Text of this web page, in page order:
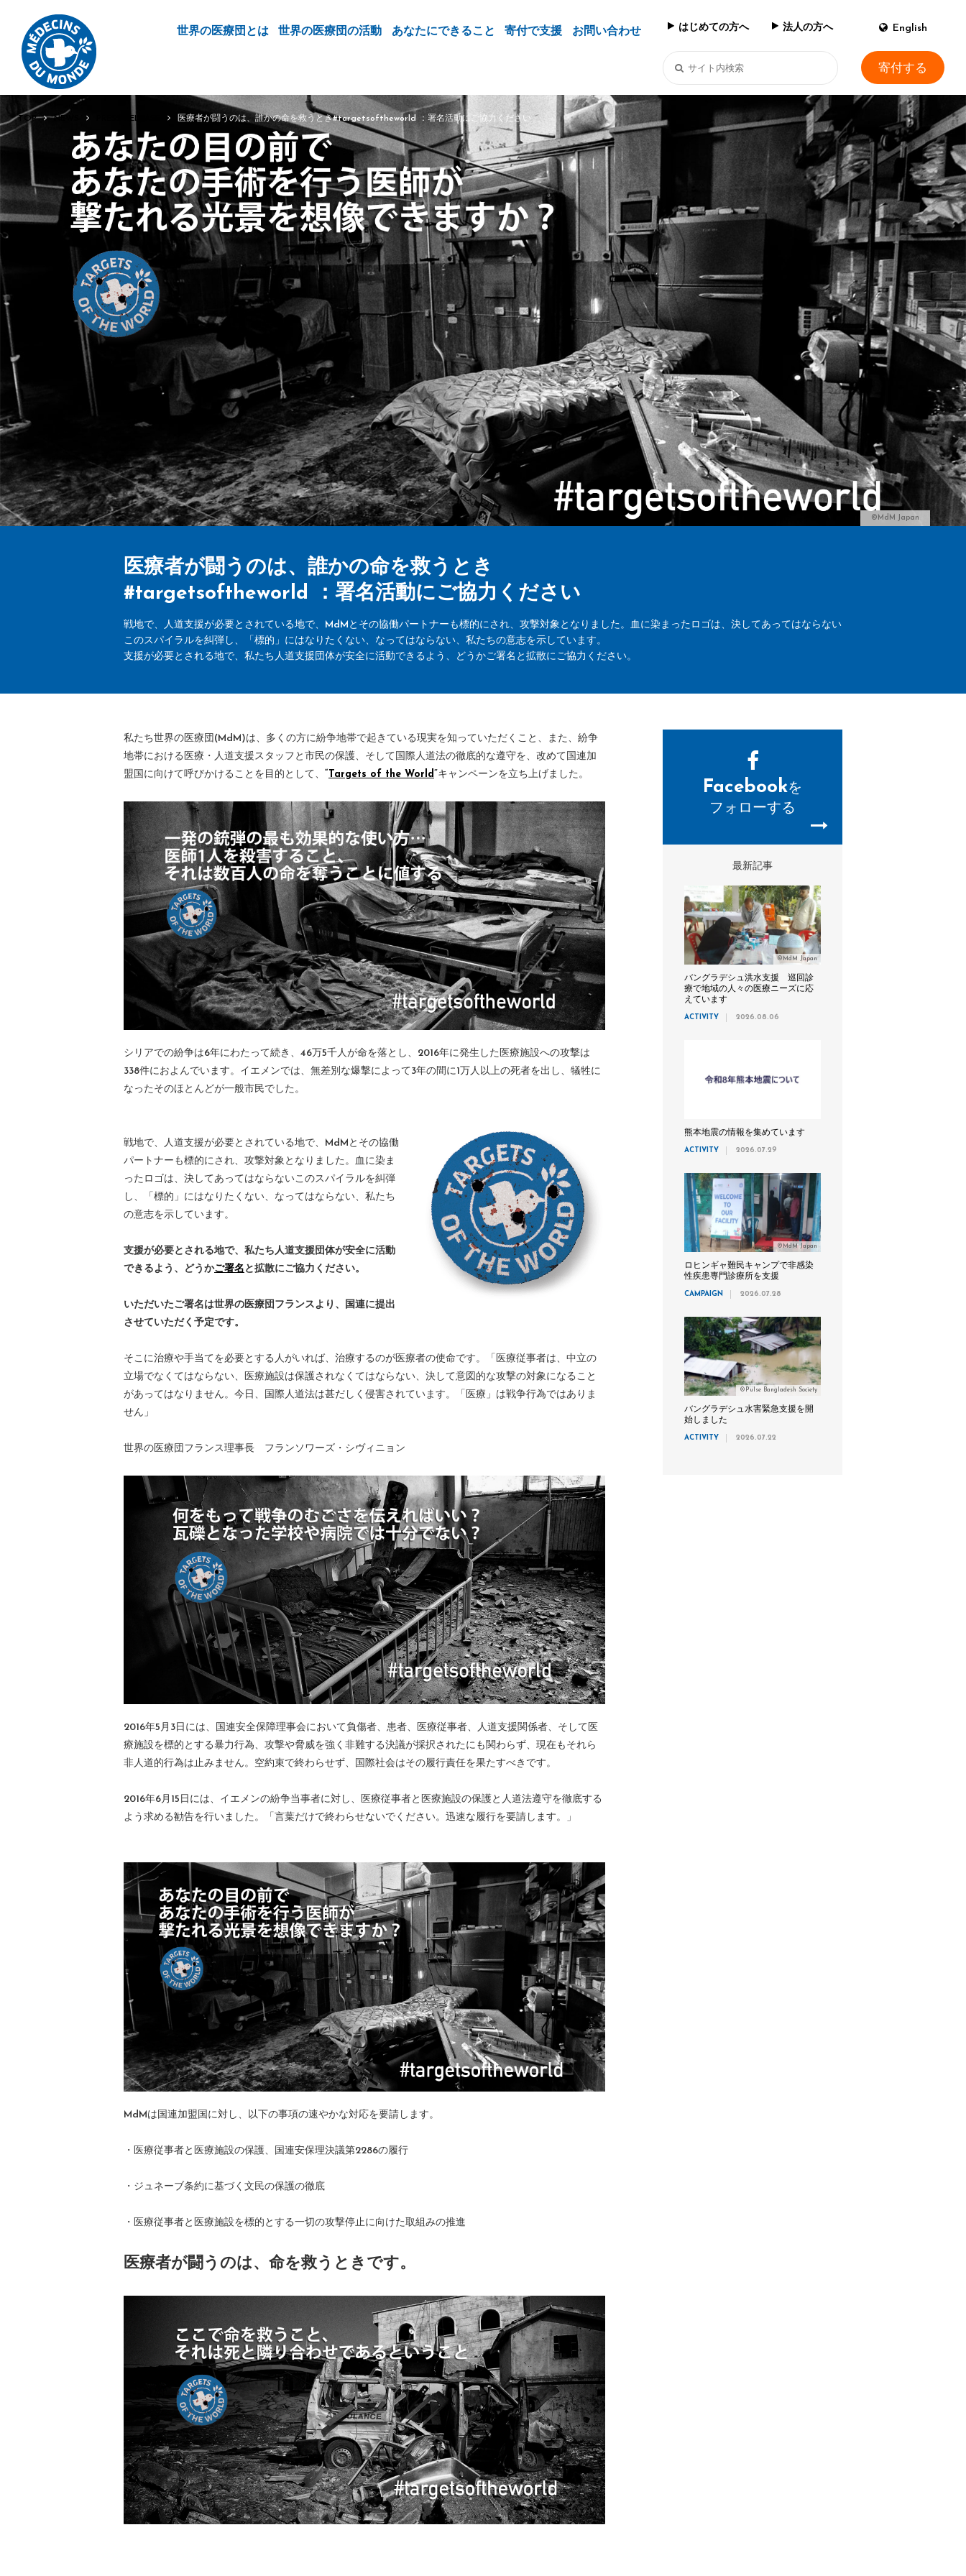
世界の医療団とは 世界の医療団の活動 あなたにできること 寄付で支援 お問い合わせ はじめての方へ 法人の方へ English
寄付する
TOP NEWS PRESS RELEASE 医療者が闘うのは、誰かの命を救うとき#targetsoftheworld ：署名活動にご協力ください
©MdM Japan
医療者が闘うのは、誰かの命を救うとき
#targetsoftheworld ：署名活動にご協力ください
戦地で、人道支援が必要とされている地で、MdMとその協働パートナーも標的にされ、攻撃対象となりました。血に染まったロゴは、決してあってはならない
このスパイラルを糾弾し、「標的」にはなりたくない、なってはならない、私たちの意志を示しています。
支援が必要とされる地で、私たち人道支援団体が安全に活動できるよう、どうかご署名と拡散にご協力ください。
私たち世界の医療団(MdM)は、多くの方に紛争地帯で起きている現実を知っていただくこと、また、紛争
地帯における医療・人道支援スタッフと市民の保護、そして国際人道法の徹底的な遵守を、改めて国連加
盟国に向けて呼びかけることを目的として、
Targets of the World”キャンペーンを立ち上げました。
シリアでの紛争は6年にわたって続き、46万5千人が命を落とし、2016年に発生した医療施設への攻撃は
338件におよんでいます。イエメンでは、無差別な爆撃によって3年の間に1万人以上の死者を出し、犠牲に
なったそのほとんどが一般市民でした。
戦地で、人道支援が必要とされている地で、MdMとその協働
パートナーも標的にされ、攻撃対象となりました。血に染ま
ったロゴは、決してあってはならないこのスパイラルを糾弾
し、「標的」にはなりたくない、なってはならない、私たち
の意志を示しています。
支援が必要とされる地で、私たち人道支援団体が安全に活動
できるよう、どうかご署名 と拡散にご協力ください。
いただいたご署名は世界の医療団フランスより、国連に提出
させていただく予定です。
そこに治療や手当てを必要とする人がいれば、治療するのが医療者の使命です。「医療従事者は、中立の
立場でなくてはならない、医療施設は保護されなくてはならない、決して意図的な攻撃の対象になること
があってはなりません。今日、国際人道法は甚だしく侵害されています。「医療」は戦争行為ではありま
せん」
世界の医療団フランス理事長 フランソワーズ・シヴィニョン
2016年5月3日には、国連安全保障理事会において負傷者、患者、医療従事者、人道支援関係者、そして医
療施設を標的とする暴力行為、攻撃や脅威を強く非難する決議が採択されたにも関わらず、現在もそれら
非人道的行為は止みません。空約束で終わらせず、国際社会はその履行責任を果たすべきです。
2016年6月15日には、イエメンの紛争当事者に対し、医療従事者と医療施設の保護と人道法遵守を徹底する
よう求める勧告を行いました。「言葉だけで終わらせないでください。迅速な履行を要請します。」
MdMは国連加盟国に対し、以下の事項の速やかな対応を要請します。
・医療従事者と医療施設の保護、国連安保理決議第2286の履行
・ジュネーブ条約に基づく文民の保護の徹底
・医療従事者と医療施設を標的とする一切の攻撃停止に向けた取組みの推進
医療者が闘うのは、命を救うときです。
Facebookを
フォローする
最新記事
©MdM Japan
バングラデシュ洪水支援 巡回診
療で地域の人々の医療ニーズに応
えています
ACTIVITY 2026.08.06
熊本地震の情報を集めています
ACTIVITY 2026.07.29
©MdM Japan
ロヒンギャ難民キャンプで非感染
性疾患専門診療所を支援
CAMPAIGN 2026.07.28
©Pulse Bangladesh Society
バングラデシュ水害緊急支援を開
始しました
ACTIVITY 2026.07.22